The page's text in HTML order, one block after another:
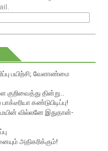
பயிற்சி; வேளாண்மை
தின்று..
கண்டுபிடிப்பு!
வில்லனே இதுதான்-
அதிகரிக்கும்!